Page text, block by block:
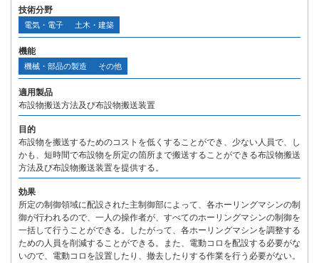
技術分野
電気・電子 土木・建築
機能
機械・部品の製造 その他
適用製品
布設物搬送方法及び布設物搬送装置
目的
布設物を搬送するためのコストを低くすることができ、少ない人員で、し
かも、短時間で布設物を所定の箇所まで搬送することができる布設物搬送
方法及び布設物搬送装置を提供する。
効果
所定の制御領域に配設された主制御部によって、各ホーリングマシンの制
御が行われるので、一人の操作者が、すべてのホーリングマシンの制御を
一括して行うことができる。したがって、各ホーリングマシンを調整する
ための人員を削減することができる。また、電動コロを配設する必要がな
いので、電動コロを設置したり、撤去したりする作業を行う必要がない。